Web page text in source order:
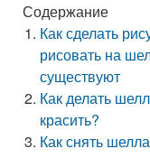
Содержание
Как сделать
рисовать на
существуют
Как делать
красить?
Как снять